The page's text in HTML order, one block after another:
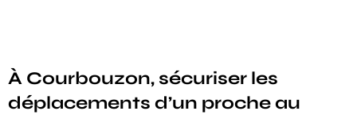
À Courbouzon, sécuriser les
déplacements d’un proche au